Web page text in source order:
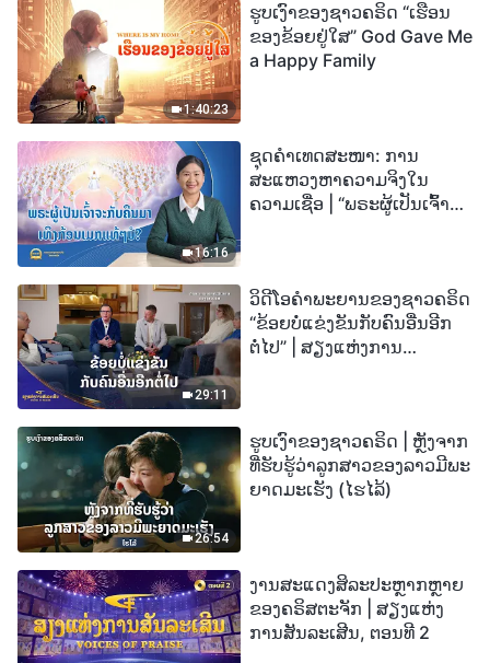
1:40:23
ຮູບເງົາຂອງຊາວຄຣິດ “ເຮືອນ
ຂອງຂ້ອຍຢູ່ໃສ” God Gave Me
a Happy Family
16:16
ຊຸດຄຳເທດສະໜາ: ການ
ສະແຫວງຫາຄວາມຈິງໃນ
ຄວາມເຊື່ອ | “ພຣະຜູ້ເປັນເຈົ້າຈະ
29:11
ວິດີໂອຄຳພະຍານຂອງຊາວຄຣິດ
“ຂ້ອຍບໍ່ແຂ່ງຂັນກັບຄົນອື່ນອີກ
ຕໍ່ໄປ” | ສຽງແຫ່ງການ
26:54
ຮູບເງົາຂອງຊາວຄຣິດ | ຫຼັງຈາກ
ທີ່ຮັບຮູ້ວ່າລູກສາວຂອງລາວມີພະ
ຍາດມະເຮັງ (ໄຮໄລ້)
ງານສະແດງສິລະປະຫຼາກຫຼາຍ
ຂອງຄຣິສຕະຈັກ | ສຽງແຫ່ງ
ການສັນລະເສີນ, ຕອນທີ 2